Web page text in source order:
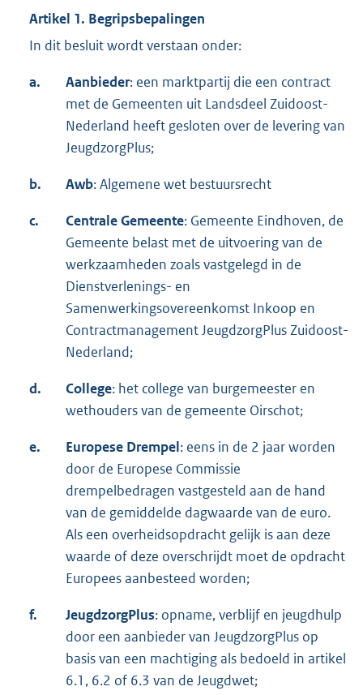
Artikel 1. Begripsbepalingen
In dit besluit wordt verstaan onder:
a. Aanbieder: een marktpartij die een contract
met de Gemeenten uit Landsdeel Zuidoost-
Nederland heeft gesloten over de levering van
JeugdzorgPlus;
b. Awb: Algemene wet bestuursrecht
c. Centrale Gemeente: Gemeente Eindhoven, de
Gemeente belast met de uitvoering van de
werkzaamheden zoals vastgelegd in de
Dienstverlenings- en
Samenwerkingsovereenkomst Inkoop en
Contractmanagement JeugdzorgPlus Zuidoost-
Nederland;
d. College: het college van burgemeester en
wethouders van de gemeente Oirschot;
e. Europese Drempel: eens in de 2 jaar worden
door de Europese Commissie
drempelbedragen vastgesteld aan de hand
van de gemiddelde dagwaarde van de euro.
Als een overheidsopdracht gelijk is aan deze
waarde of deze overschrijdt moet de opdracht
Europees aanbesteed worden;
f. JeugdzorgPlus: opname, verblijf en jeugdhulp
door een aanbieder van JeugdzorgPlus op
basis van een machtiging als bedoeld in artikel
6.1, 6.2 of 6.3 van de Jeugdwet;